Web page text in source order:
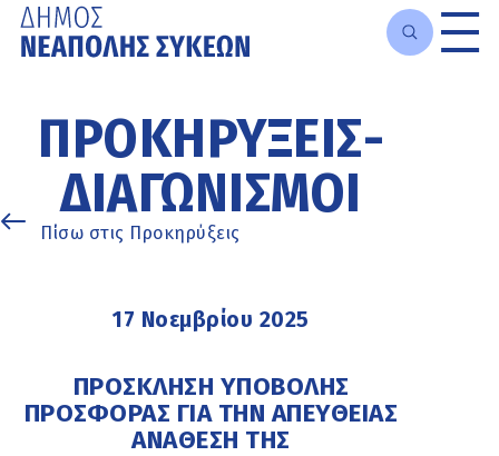
κυρίως
περιεχόμενο
ΠΡΟΚΗΡΎΞΕΙΣ-
ΔΙΑΓΩΝΙΣΜΟΊ
Πίσω στις Προκηρύξεις
17 Νοεμβρίου 2025
ΠΡΟΣΚΛΗΣΗ ΥΠΟΒΟΛΗΣ
ΠΡΟΣΦΟΡΑΣ ΓΙΑ ΤΗΝ ΑΠΕΥΘΕΙΑΣ
ΑΝΑΘΕΣΗ ΤΗΣ